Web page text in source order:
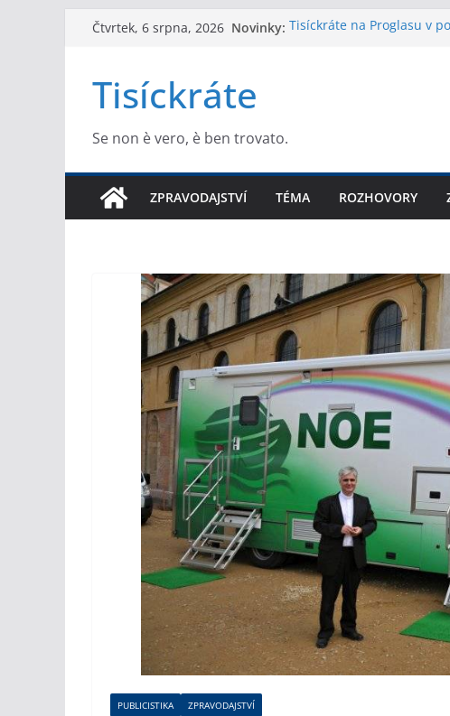
Přeskočit
Čtvrtek, 6 srpna, 2026 Novinky: Tisíckráte na Proglasu v
Tisíckráte
Se non è vero, è ben trovato.
ZPRAVODAJSTVÍ TÉMA ROZHOVORY
PUBLICISTIKA ZPRAVODAJSTVÍ